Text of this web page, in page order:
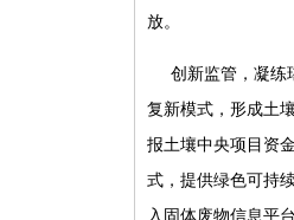
放。
创新监管，凝练
复新模式，形成土
报土壤中央项目资
式，提供绿色可持
入固体废物信息平